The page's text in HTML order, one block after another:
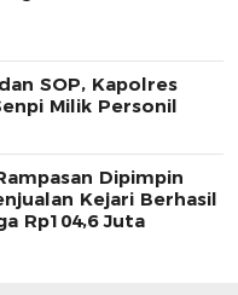
SOP, Kapolres
Milik Personil
Dipimpin
Kejari Berhasil
Rp104,6 Juta